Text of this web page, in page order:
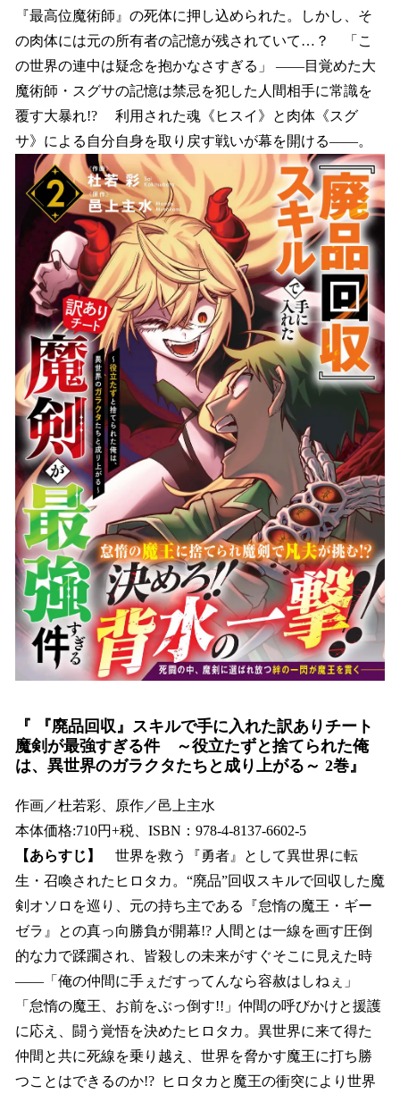
『最高位魔術師』の死体に押し込められた。しかし、そ
の肉体には元の所有者の記憶が残されていて…？ 「こ
の世界の連中は疑念を抱かなさすぎる」 ――目覚めた大
魔術師・スグサの記憶は禁忌を犯した人間相手に常識を
覆す大暴れ!? 利用された魂《ヒスイ》と肉体《スグ
サ》による自分自身を取り戻す戦いが幕を開ける――。
『 『廃品回収』スキルで手に入れた訳ありチート
魔剣が最強すぎる件 ～役立たずと捨てられた俺
は、異世界のガラクタたちと成り上がる～ 2巻』
作画／杜若彩、原作／邑上主水
本体価格:710円+税、ISBN：978-4-8137-6602-5
【あらすじ】
世界を救う『勇者』として異世界に転
生・召喚されたヒロタカ。“廃品”回収スキルで回収した魔
剣オソロを巡り、元の持ち主である『怠惰の魔王・ギー
ゼラ』との真っ向勝負が開幕!? 人間とは一線を画す圧倒
的な力で蹂躙され、皆殺しの未来がすぐそこに見えた時
――「俺の仲間に手ぇだすってんなら容赦はしねぇ」
「怠惰の魔王、お前をぶっ倒す!!」仲間の呼びかけと援護
に応え、闘う覚悟を決めたヒロタカ。異世界に来て得た
仲間と共に死線を乗り越え、世界を脅かす魔王に打ち勝
つことはできるのか!? ヒロタカと魔王の衝突により世界